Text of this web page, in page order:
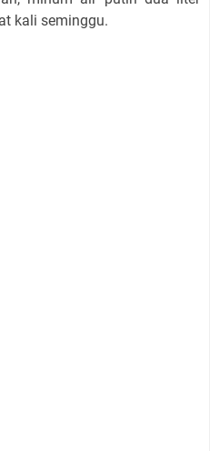
kali seminggu.